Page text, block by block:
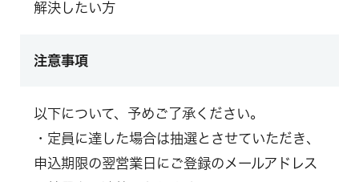
解決したい方
注意事項
以下について、予めご了承ください。
・定員に達した場合は抽選とさせていただき、
申込期限の翌営業日にご登録のメールアドレス